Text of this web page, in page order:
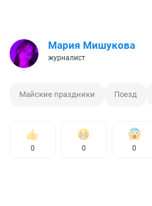
Мария Мишукова
журналист
Майские праздники Поезд
0 0 0